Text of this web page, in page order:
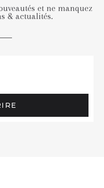
et ne manquez
& actualités.